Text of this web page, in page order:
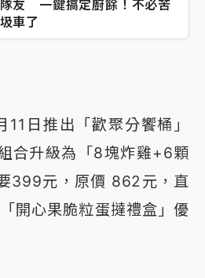
友 一鍵搞定廚餘！不必苦
車了
日推出「歡聚分饗桶」
合升級為「8塊炸雞+6顆
399元，原價 862元，直
開心果脆粒蛋撻禮盒」優